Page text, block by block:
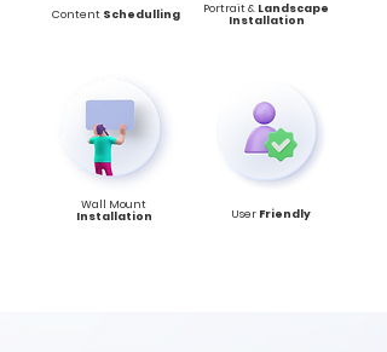
Content Schedulling Portrait & Landscape
Installation
Wall Mount
Installation
User Friendly